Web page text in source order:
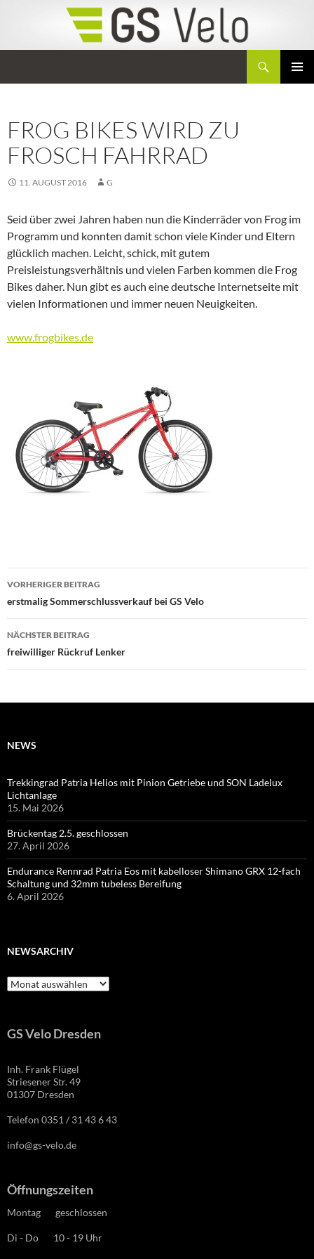
FROG BIKES WIRD ZU
FROSCH FAHRRAD
11. AUGUST 2016 G
Seid über zwei Jahren haben nun die Kinderräder von Frog im
Programm und konnten damit schon viele Kinder und Eltern
glücklich machen. Leicht, schick, mit gutem
Preisleistungsverhältnis und vielen Farben kommen die Frog
Bikes daher. Nun gibt es auch eine deutsche Internetseite mit
vielen Informationen und immer neuen Neuigkeiten.
www.frogbikes.de
Beitragsnavigation
VORHERIGER BEITRAG
erstmalig Sommerschlussverkauf bei GS Velo
NÄCHSTER BEITRAG
freiwilliger Rückruf Lenker
NEWS
Trekkingrad Patria Helios mit Pinion Getriebe und SON Ladelux
Lichtanlage
15. Mai 2026
Brückentag 2.5. geschlossen
27. April 2026
Endurance Rennrad Patria Eos mit kabelloser Shimano GRX 12-fach
Schaltung und 32mm tubeless Bereifung
6. April 2026
NEWSARCHIV
Newsarchiv
GS Velo Dresden
Inh. Frank Flügel
Striesener Str. 49
01307 Dresden
Telefon 0351 / 31 43 6 43
info@gs-velo.de
Öffnungszeiten
Montag geschlossen
Di - Do 10 - 19 Uhr